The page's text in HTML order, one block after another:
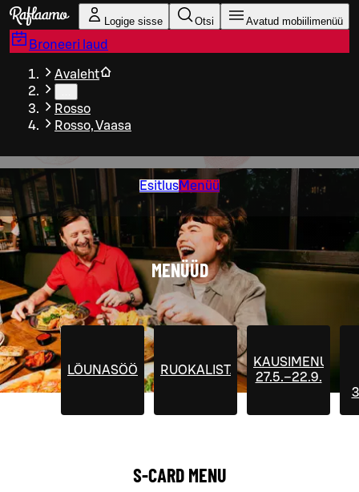
Liigu peamise sisu juurde
Logige sisse Otsi Avatud mobiilimenüü
Broneeri laud
Avaleht
Rosso
Rosso, Vaasa
EsitlusMenüü
MENÜÜD
LÕUNASÖÖK RUOKALISTA
KAUSIMENUT
27.5.–22.9.
S-CARD MENU